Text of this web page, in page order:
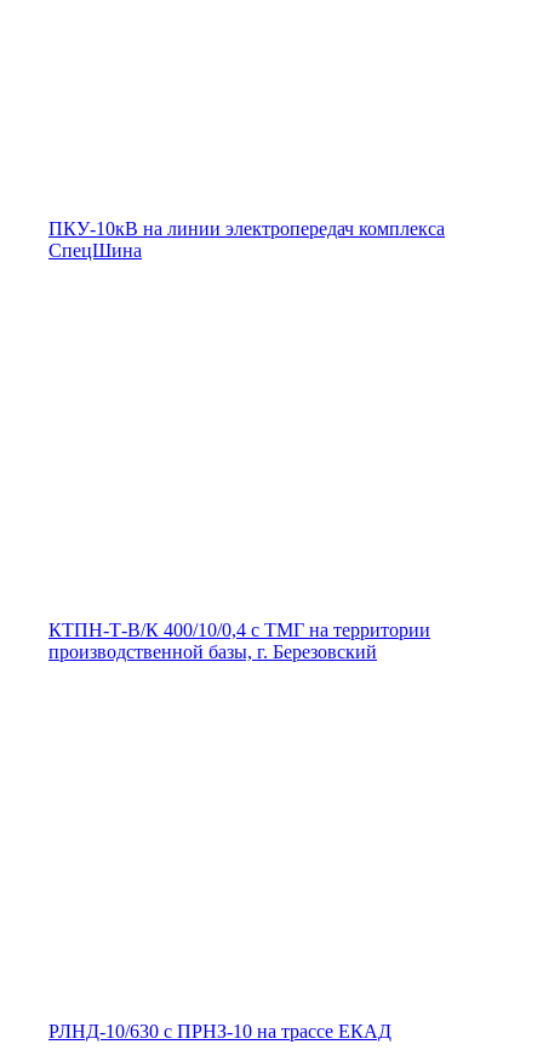
ПКУ-10кВ на линии электропередач комплекса
СпецШина
КТПН-Т-В/К 400/10/0,4 с ТМГ на территории
производственной базы, г. Березовский
РЛНД-10/630 с ПРНЗ-10 на трассе ЕКАД